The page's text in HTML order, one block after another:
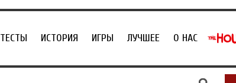
ТЕСТЫ ИСТОРИЯ ИГРЫ ЛУЧШЕЕ О НАС